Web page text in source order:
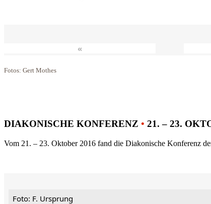
«
Fotos: Gert Mothes
DIAKONISCHE KONFERENZ • 21. – 23.
Vom 21. – 23. Oktober 2016 fand die Diakonische Konferenz
Foto: F. Ursprung